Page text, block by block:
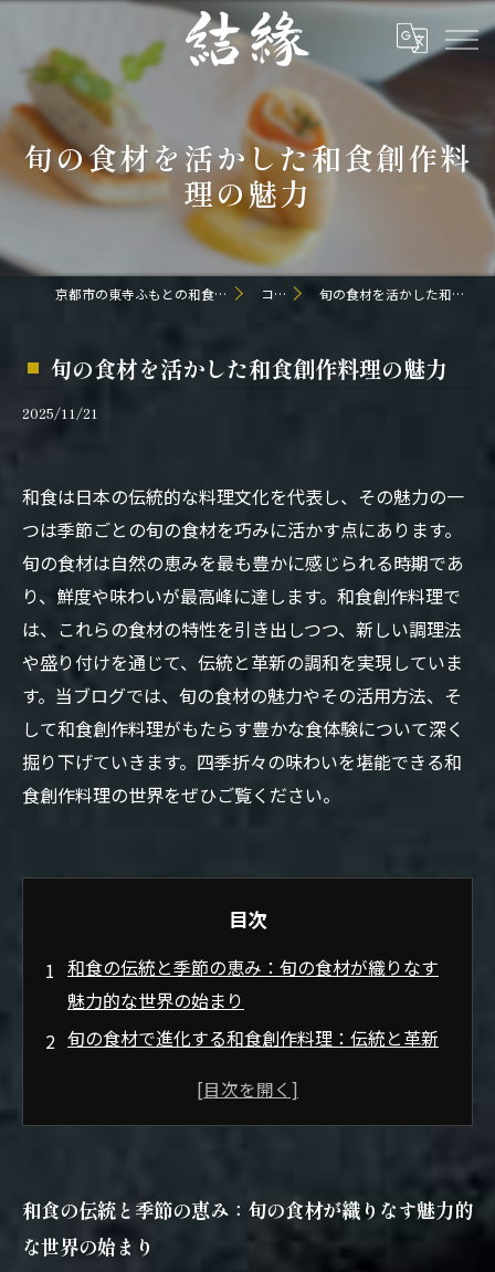
旬の食材を活かした和食創作料
理の魅力
京都市の東寺ふもとの和食なら日本料理 結縁 コラム 旬の食材を活かした和食創作料理の魅力
旬の食材を活かした和食創作料理の魅力
2025/11/21
和食は日本の伝統的な料理文化を代表し、その魅力の一
つは季節ごとの旬の食材を巧みに活かす点にあります。
旬の食材は自然の恵みを最も豊かに感じられる時期であ
り、鮮度や味わいが最高峰に達します。和食創作料理で
は、これらの食材の特性を引き出しつつ、新しい調理法
や盛り付けを通じて、伝統と革新の調和を実現していま
す。当ブログでは、旬の食材の魅力やその活用方法、そ
して和食創作料理がもたらす豊かな食体験について深く
掘り下げていきます。四季折々の味わいを堪能できる和
食創作料理の世界をぜひご覧ください。
目次
和食の伝統と季節の恵み：旬の食材が織りなす
魅力的な世界の始まり
旬の食材で進化する和食創作料理：伝統と革新
五感で味わう旬の和食創作料理：料理人の技と
深みと広がり
伝統を未来へつなぐ：旬の食材が生み出す新た
和食の伝統と季節の恵み：旬の食材が織りなす魅力的
な世界の始まり